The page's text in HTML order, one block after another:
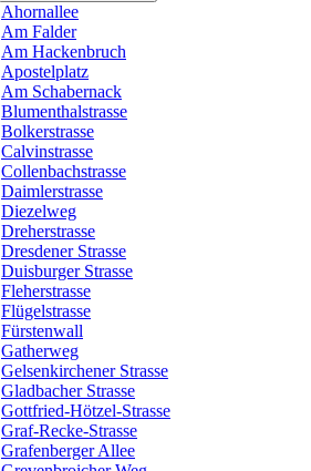
Ahornallee
Am Falder
Am Hackenbruch
Apostelplatz
Am Schabernack
Blumenthalstrasse
Bolkerstrasse
Calvinstrasse
Collenbachstrasse
Daimlerstrasse
Diezelweg
Dreherstrasse
Dresdener Strasse
Duisburger Strasse
Fleherstrasse
Flügelstrasse
Fürstenwall
Gatherweg
Gelsenkirchener Strasse
Gladbacher Strasse
Gottfried-Hötzel-Strasse
Graf-Recke-Strasse
Grafenberger Allee